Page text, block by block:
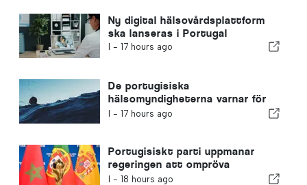
Ny digital hälsovårdsplattform
ska lanseras i Portugal
I - 17 hours ago
De portugisiska
hälsomyndigheterna varnar för
farorna med drunkning
I - 17 hours ago
Portugisiskt parti uppmanar
regeringen att ompröva
Marockos värdskap för VM 2030
I - 18 hours ago